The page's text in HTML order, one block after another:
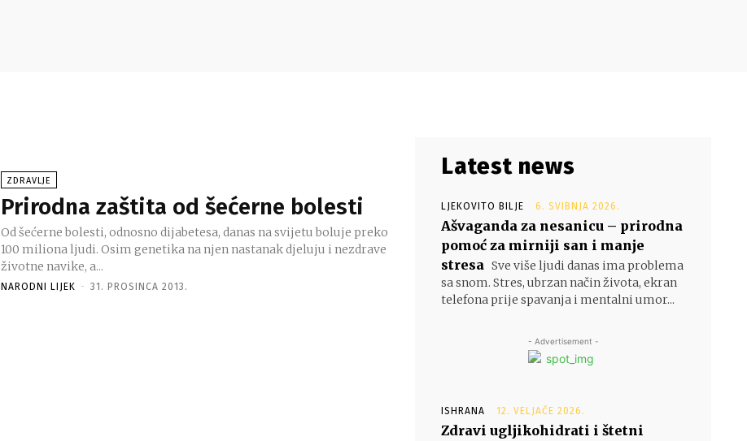
ZDRAVLJE
Prirodna zaštita od šećerne bolesti
Od šećerne bolesti, odnosno dijabetesa, danas na svijetu boluje preko
100 miliona ljudi. Osim genetika na njen nastanak djeluju i nezdrave
životne navike, a...
NARODNI LIJEK - 31. PROSINCA 2013.
Latest news
LJEKOVITO BILJE 6. SVIBNJA 2026.
Ašvaganda za nesanicu – prirodna
pomoć za mirniji san i manje
stresa Sve više ljudi danas ima problema
sa snom. Stres, ubrzan način života, ekran
telefona prije spavanja i mentalni umor...
- Advertisement -
ISHRANA 12. VELJAČE 2026.
Zdravi ugljikohidrati i štetni